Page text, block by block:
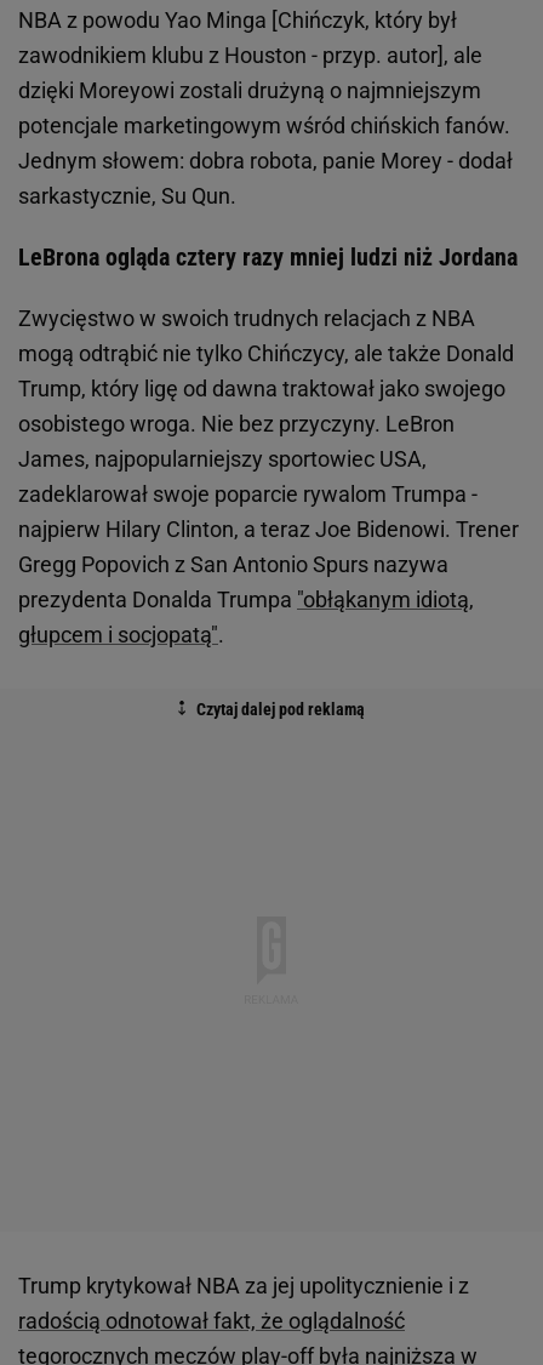
NBA z powodu Yao Minga [Chińczyk, który był
zawodnikiem klubu z Houston - przyp. autor], ale
dzięki Moreyowi zostali drużyną o najmniejszym
potencjale marketingowym wśród chińskich fanów.
Jednym słowem: dobra robota, panie Morey - dodał
sarkastycznie, Su Qun.
LeBrona ogląda cztery razy mniej ludzi niż Jordana
Zwycięstwo w swoich trudnych relacjach z NBA
mogą odtrąbić nie tylko Chińczycy, ale także Donald
Trump, który ligę od dawna traktował jako swojego
osobistego wroga. Nie bez przyczyny. LeBron
James, najpopularniejszy sportowiec USA,
zadeklarował swoje poparcie rywalom Trumpa -
najpierw Hilary Clinton, a teraz Joe Bidenowi. Trener
Gregg Popovich z San Antonio Spurs nazywa
prezydenta Donalda Trumpa "obłąkanym idiotą,
głupcem i socjopatą".
Trump krytykował NBA za jej upolitycznienie i z
radością odnotował fakt, że oglądalność
tegorocznych meczów play-off była najniższa w